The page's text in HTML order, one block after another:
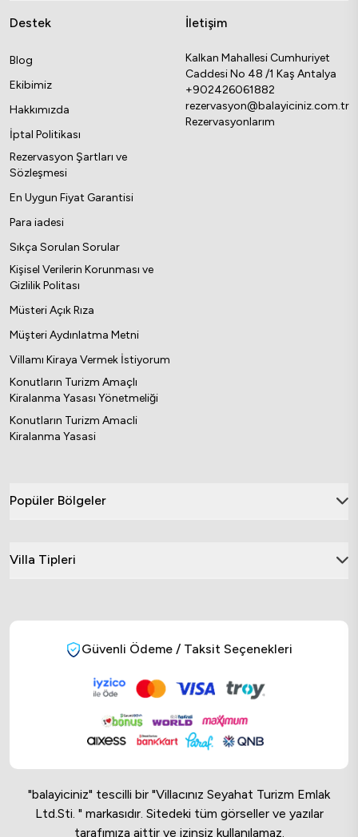
Destek
Blog
Ekibimiz
Hakkımızda
İptal Politikası
Rezervasyon Şartları ve
Sözleşmesi
En Uygun Fiyat Garantisi
Para iadesi
Sıkça Sorulan Sorular
Kişisel Verilerin Korunması ve
Gizlilik Politası
Müsteri Açık Rıza
Müşteri Aydınlatma Metni
Villamı Kiraya Vermek İstiyorum
Konutların Turizm Amaçlı
Kiralanma Yasası Yönetmeliği
Konutların Turizm Amacli
Kiralanma Yasasi
İletişim
Kalkan Mahallesi Cumhuriyet
Caddesi No 48 /1 Kaş Antalya
+902426061882
rezervasyon@balayiciniz.com.tr
Rezervasyonlarım
Popüler Bölgeler
Villa Tipleri
Güvenli Ödeme / Taksit Seçenekleri
"balayiciniz" tescilli bir "Villacınız Seyahat Turizm Emlak
Ltd.Sti. " markasıdır. Sitedeki tüm görseller ve yazılar
tarafımıza aittir ve izinsiz kullanılamaz.